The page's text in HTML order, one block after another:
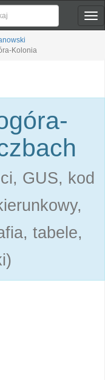
Kolonia
GUS, kod
tabele,